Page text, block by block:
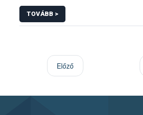
TOVÁBB >
Előző